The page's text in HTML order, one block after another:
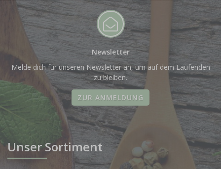
Newsletter
Melde dich für unseren Newsletter an, um auf dem Laufenden
zu bleiben.
ZUR ANMELDUNG
Unser Sortiment